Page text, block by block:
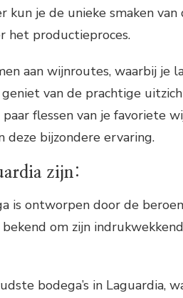
kun je de unieke smaken van
het productieproces.
aan wijnroutes, waarbij je
van de prachtige
flessen van je favoriete
deze bijzondere ervaring.
zijn:
is ontworpen door de
om zijn
bodega’s in Laguardia,